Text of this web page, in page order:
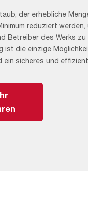
der erhebliche
reduziert
Betreiber des Werks
ist die einzige
ein sicheres und